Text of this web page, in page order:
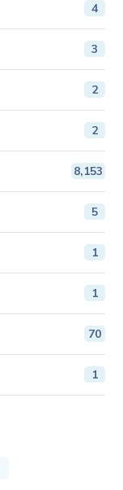
4
3
2
2
8,153
5
1
1
70
1